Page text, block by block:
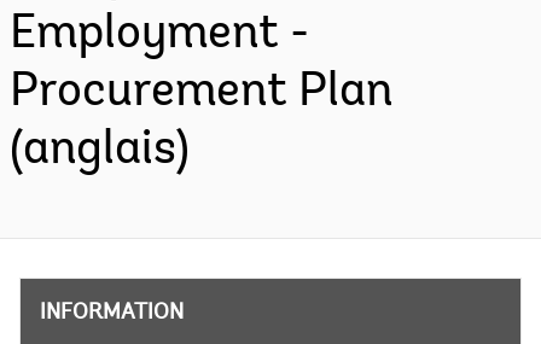
Employment -
Procurement Plan
(anglais)
INFORMATION